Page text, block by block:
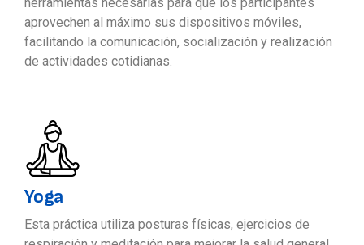
aprovechen al máximo sus dispositivos móviles,
facilitando la comunicación, socialización y realización
de actividades cotidianas.
Yoga
Esta práctica utiliza posturas físicas, ejercicios de